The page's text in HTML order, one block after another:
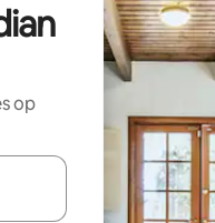
op
je een keuze met je de